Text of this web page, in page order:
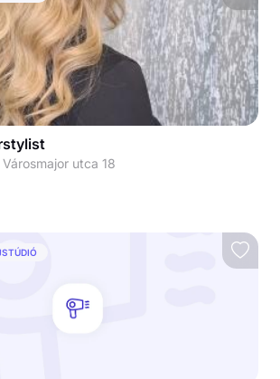
utca 18